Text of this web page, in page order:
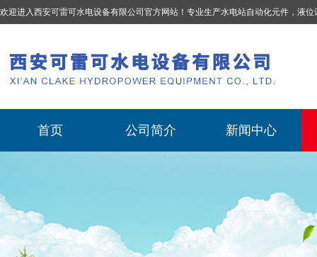
欢迎进入西安可雷可水电设备有限公司官方网站！专业生产水电站自动化元件，液位计、流量计、压力变送器、油混水控制器、温度传感器、电磁阀球阀蝶阀、测速装置、位移
首页 公司简介 新闻中心